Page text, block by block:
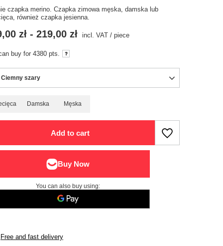
czapka merino. Czapka zimowa męska, damska lub
również czapka jesienna.
Ciemny szary
Damska Męska
zł -219,00 zł incl. VAT /piece
buy for4380 pts.
Add to cart
You can also buy using:
Free and fast delivery